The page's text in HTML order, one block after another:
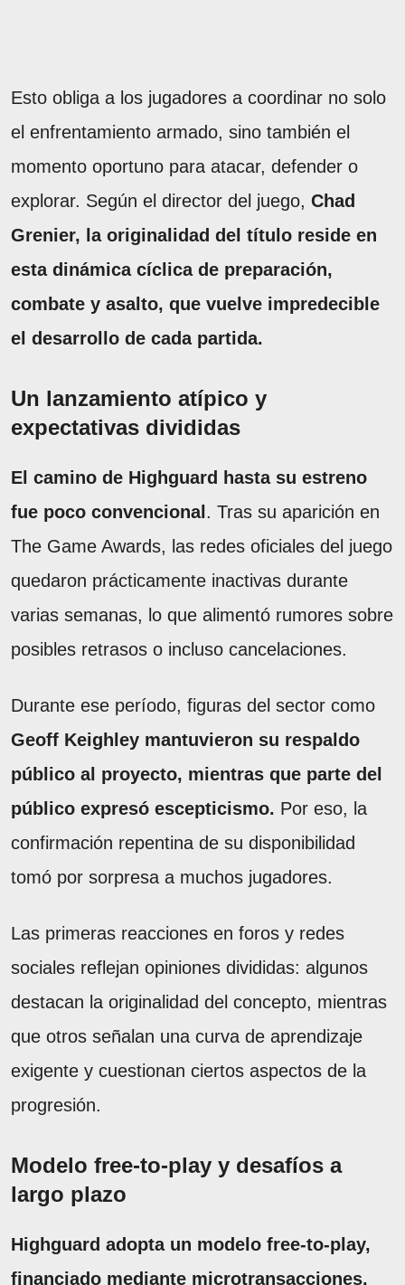
Esto obliga a los jugadores a coordinar no solo
el enfrentamiento armado, sino también el
momento oportuno para atacar, defender o
explorar. Según el director del juego, Chad
Grenier, la originalidad del título reside en
esta dinámica cíclica de preparación,
combate y asalto, que vuelve impredecible
el desarrollo de cada partida.
Un lanzamiento atípico y
expectativas divididas
El camino de Highguard hasta su estreno
fue poco convencional . Tras su aparición en
The Game Awards, las redes oficiales del juego
quedaron prácticamente inactivas durante
varias semanas, lo que alimentó rumores sobre
posibles retrasos o incluso cancelaciones.
Durante ese período, figuras del sector como
Geoff Keighley mantuvieron su respaldo
público al proyecto, mientras que parte del
público expresó escepticismo. Por eso, la
confirmación repentina de su disponibilidad
tomó por sorpresa a muchos jugadores.
Las primeras reacciones en foros y redes
sociales reflejan opiniones divididas: algunos
destacan la originalidad del concepto, mientras
que otros señalan una curva de aprendizaje
exigente y cuestionan ciertos aspectos de la
progresión.
Modelo free-to-play y desafíos a
largo plazo
Highguard adopta un modelo free-to-play,
financiado mediante microtransacciones.